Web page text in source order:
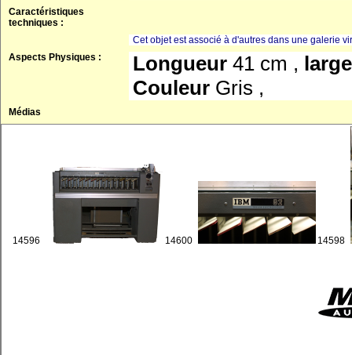
Caractéristiques
techniques :
Cet objet est associé à d'autres dans une galerie
Aspects Physiques :
Longueur 41 cm ,
Couleur Gris ,
Médias
14596 14600 14598